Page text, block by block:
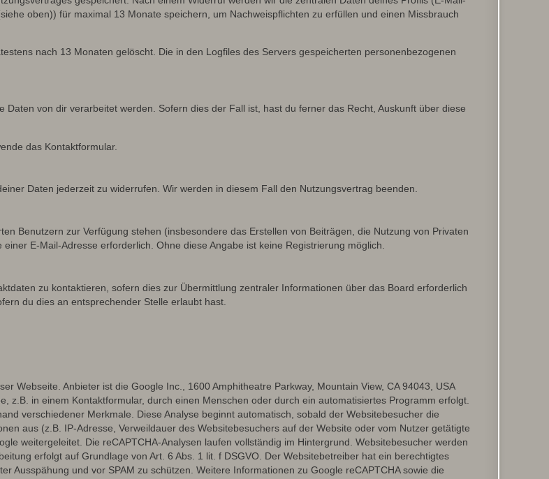
oben)) für maximal 13 Monate speichern, um Nachweispflichten zu erfüllen und einen Missbrauch
nach 13 Monaten gelöscht. Die in den Logfiles des Servers gespeicherten personenbezogenen
von dir verarbeitet werden. Sofern dies der Fall ist, hast du ferner das Recht, Auskunft über diese
das Kontaktformular.
Daten jederzeit zu widerrufen. Wir werden in diesem Fall den Nutzungsvertrag beenden.
Benutzern zur Verfügung stehen (insbesondere das Erstellen von Beiträgen, die Nutzung von Privaten
E-Mail-Adresse erforderlich. Ohne diese Angabe ist keine Registrierung möglich.
zu kontaktieren, sofern dies zur Übermittlung zentraler Informationen über das Board erforderlich
du dies an entsprechender Stelle erlaubt hast.
Webseite. Anbieter ist die Google Inc., 1600 Amphitheatre Parkway, Mountain View, CA 94043, USA
z.B. in einem Kontaktformular, durch einen Menschen oder durch ein automatisiertes Programm erfolgt.
verschiedener Merkmale. Diese Analyse beginnt automatisch, sobald der Websitebesucher die
aus (z.B. IP-Adresse, Verweildauer des Websitebesuchers auf der Website oder vom Nutzer getätigte
weitergeleitet. Die reCAPTCHA-Analysen laufen vollständig im Hintergrund. Websitebesucher werden
erfolgt auf Grundlage von Art. 6 Abs. 1 lit. f DSGVO. Der Websitebetreiber hat ein berechtigtes
Ausspähung und vor SPAM zu schützen. Weitere Informationen zu Google reCAPTCHA sowie die